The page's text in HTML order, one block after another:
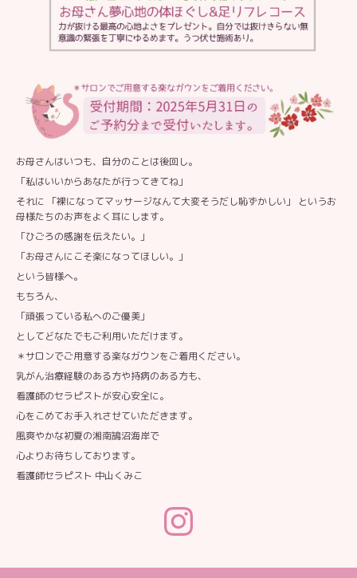
お母さんはいつも、自分のことは後回し。
「私はいいからあなたが行ってきてね」
それに 「裸になってマッサージなんて大変そうだし恥ずかしい」 というお
母様たちのお声をよく耳にします。
「ひごろの感謝を伝えたい。」
「お母さんにこそ楽になってほしい。」
という皆様へ。
もちろん、
「頑張っている私へのご優美」
としてどなたでもご利用いただけます。
＊サロンでご用意する楽なガウンをご着用ください。
乳がん治療経験のある方や持病のある方も、
看護師のセラピストが安心安全に。
心をこめてお手入れさせていただきます。
風爽やかな初夏の湘南鵠沼海岸で
心よりお待ちしております。
看護師セラピスト 中山くみこ